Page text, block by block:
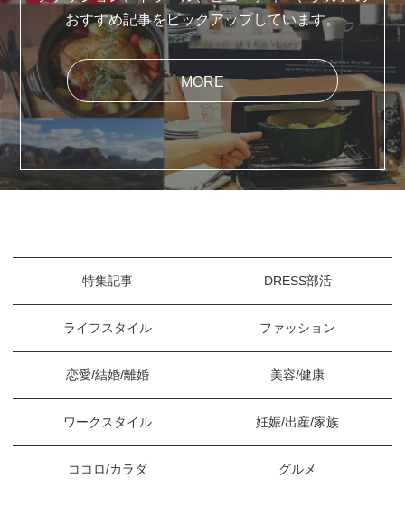
おすすめ記事をピックアップしています。
MORE
特集記事 DRESS部活
ライフスタイル ファッション
恋愛/結婚/離婚 美容/健康
ワークスタイル 妊娠/出産/家族
ココロ/カラダ グルメ